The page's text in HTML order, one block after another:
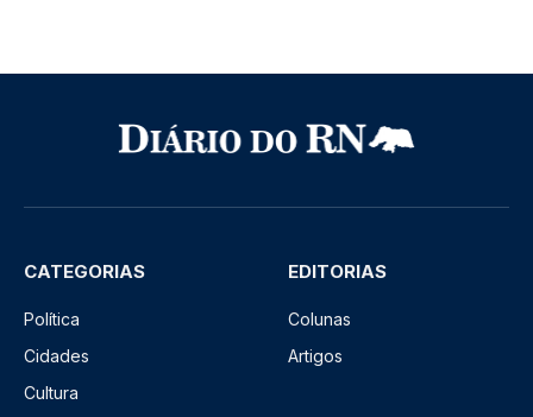
CATEGORIAS
Política
Cidades
Cultura
EDITORIAS
Colunas
Artigos